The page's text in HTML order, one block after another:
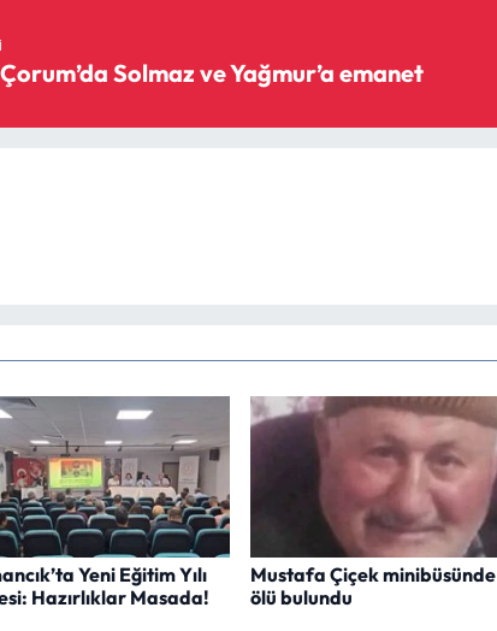
Solmaz ve Yağmur’a emanet
Yeni Eğitim Yılı
Hazırlıklar Masada!
Mustafa Çiçek minibüsünde
ölü bulundu